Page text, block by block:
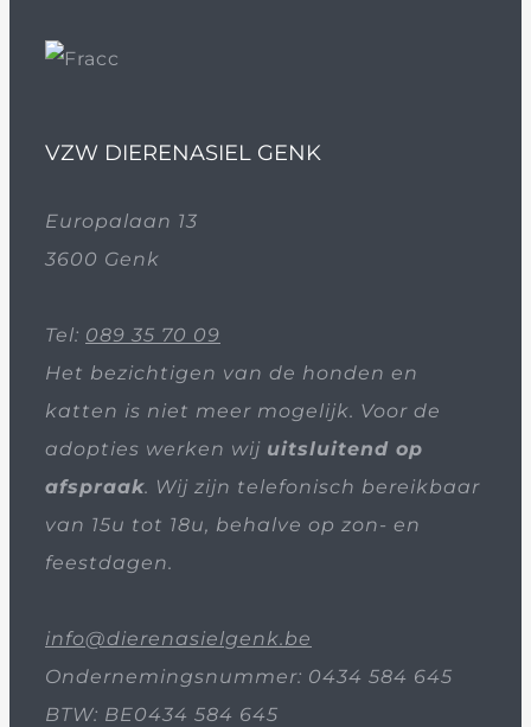
VZW DIERENASIEL GENK
Europalaan 13
3600 Genk
Tel: 089 35 70 09
Het bezichtigen van de honden en
katten is niet meer mogelijk. Voor de
adopties werken wij uitsluitend op
afspraak. Wij zijn telefonisch bereikbaar
van 15u tot 18u, behalve op zon- en
feestdagen.
info@dierenasielgenk.be
Ondernemingsnummer: 0434 584 645
BTW: BE0434 584 645